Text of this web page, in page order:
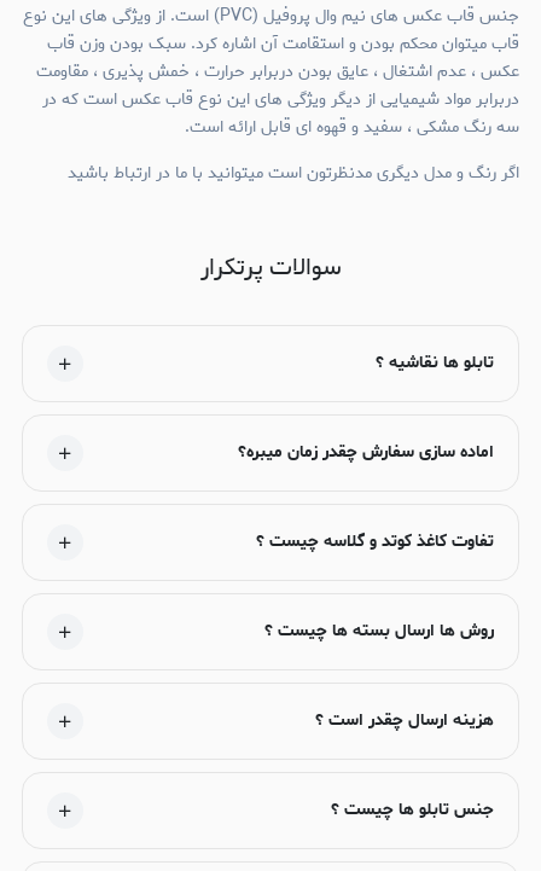
جنس قاب عکس های نیم وال پروفیل (PVC) است. از ویژگی های این نوع
قاب میتوان محکم بودن و استقامت آن اشاره کرد. سبک بودن وزن قاب
عکس ، عدم اشتغال ، عایق بودن دربرابر حرارت ، خمش پذیری ، مقاومت
دربرابر مواد شیمیایی از دیگر ویژگی های این نوع قاب عکس است که در
سه رنگ مشکی ، سفید و قهوه ای قابل ارائه است.
اگر رنگ و مدل دیگری مدنظرتون است میتوانید با ما در ارتباط باشید
سوالات پرتکرار
تابلو ها نقاشیه ؟
اماده سازی سفارش چقدر زمان میبره؟
تفاوت کاغذ کوتد و گلاسه چیست ؟
روش ها ارسال بسته ها چیست ؟
هزینه ارسال چقدر است ؟
جنس تابلو ها چیست ؟